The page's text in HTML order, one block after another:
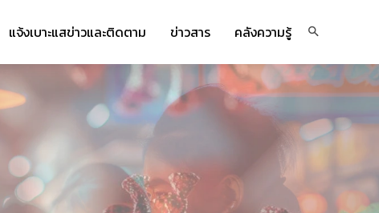
แจ้งเบาะแสข่าวและติดตาม ข่าวสาร คลังความรู้